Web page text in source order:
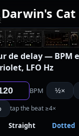
Darwin's Cat
de delay — BPM
LFO Hz
BPM ½×
tap the beat ≥4×
Straight Dotted